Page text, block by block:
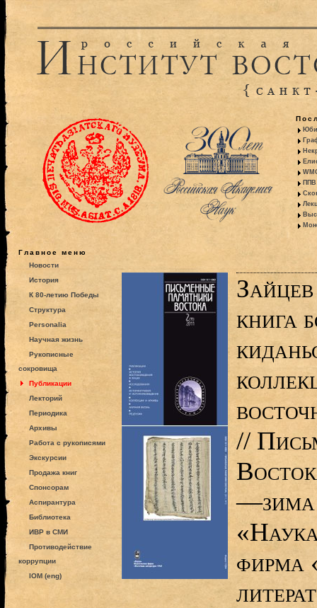
ППВ
Главное меню
Новости
История
К 80-летию Победы
Структура
Personalia
Научная жизнь
Рукописные
сокровища
Публикации
Лекторий
Периодика
Архивы
Работа с рукописями
Экскурсии
Продажа книг
Спонсорам
Аспирантура
Библиотека
ИВР в СМИ
Противодействие
коррупции
IOM (eng)
книга
//
фирма